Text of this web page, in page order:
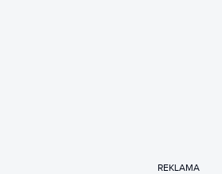
REKLAMA